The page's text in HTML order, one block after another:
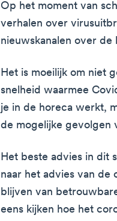
Op het moment van
verhalen over
nieuwskanalen over
Het is moeilijk om niet
snelheid waarmee
je in de horeca werkt,
de mogelijke gevolgen
Het beste advies in dit
naar het advies van
blijven van
eens kijken hoe het